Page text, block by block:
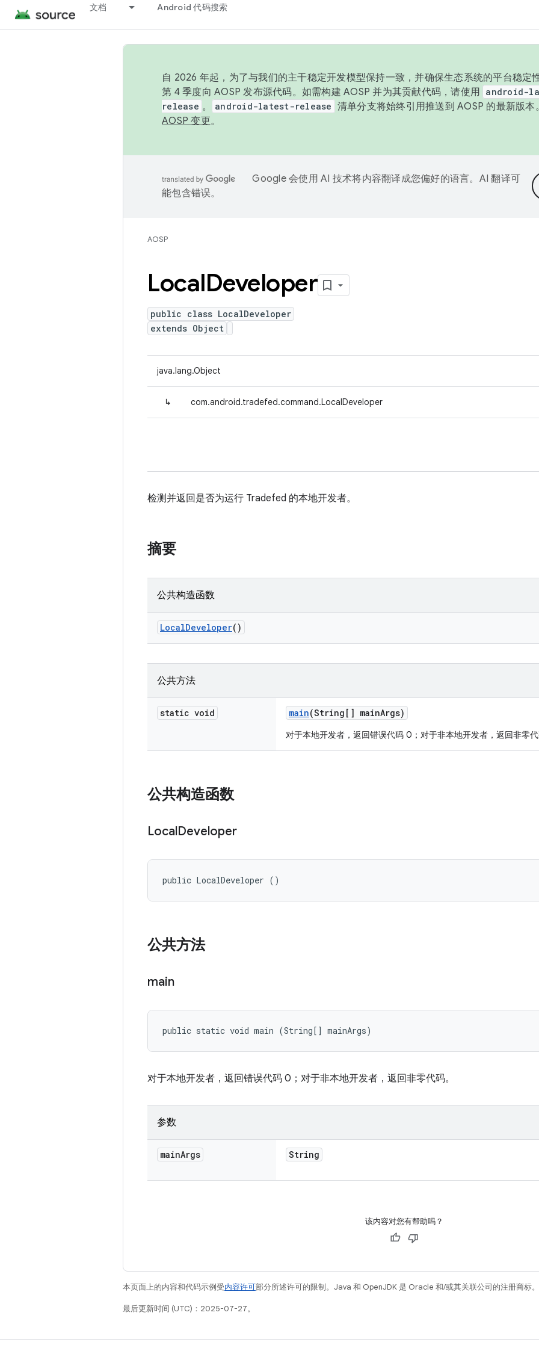
文档 Android 代码搜索
自 2026 年起，为了与我们的主干稳定开发模型保持一致，并确保生态系统的平台稳定
第 4 季度向 AOSP 发布源代码。如需构建 AOSP 并为其贡献代码，请使用 android-
release 。 android-latest-release 清单分支将始终引用推送到 AOSP 的最新版
AOSP 变更。
Google 会使用 AI 技术将内容翻译成您偏好的语言。AI 翻译可
能包含错误。
AOSP
LocalDeveloper
public class LocalDeveloper
extends Object
java.lang.Object
↳ com.android.tradefed.command.LocalDeveloper
检测并返回是否为运行 Tradefed 的本地开发者。
摘要
公共构造函数
LocalDeveloper()
公共方法
static void main(String[] mainArgs)
对于本地开发者，返回错误代码 0；对于非本地开发者，返回非零
公共构造函数
LocalDeveloper
public LocalDeveloper ()
公共方法
main
public static void main (String[] mainArgs)
对于本地开发者，返回错误代码 0；对于非本地开发者，返回非零代码。
参数
mainArgs String
该内容对您有帮助吗？
本页面上的内容和代码示例受内容许可部分所述许可的限制。Java 和 OpenJDK 是 Oracle 和/或其关联公司的注册商标。
最后更新时间 (UTC)：2025-07-27。